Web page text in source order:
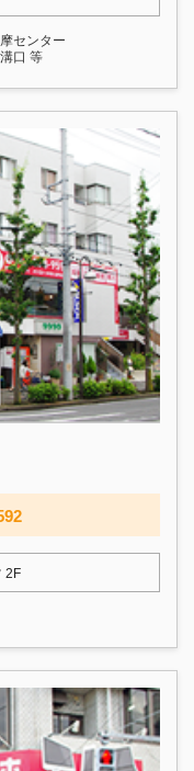
センター
口 等
2F